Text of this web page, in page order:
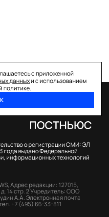
с приложенной
данныхи с использованием
политике.
о регистрации СМИ: ЭЛ
года выдано Федеральной
информационных технологий
Адрес редакции: 127015,
14 стр. 2Учредитель: ООО
А.А.Электронная почта
+7 (495) 66-33-811